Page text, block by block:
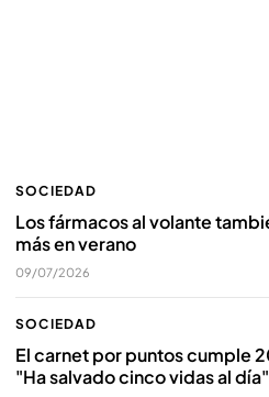
SOCIEDAD
Los fármacos al volante
más en verano
09/07/2026
SOCIEDAD
El carnet por puntos cumple
"Ha salvado cinco vidas al día"